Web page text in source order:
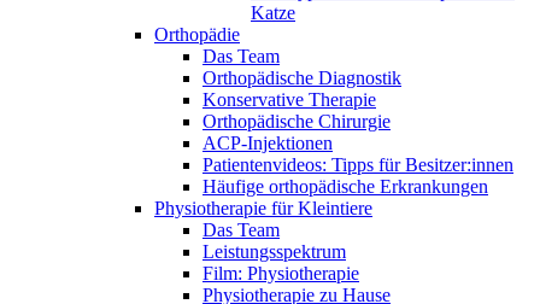
Katze
Orthopädie
Das Team
Orthopädische Diagnostik
Konservative Therapie
Orthopädische Chirurgie
ACP-Injektionen
Patientenvideos: Tipps für Besitzer:innen
Häufige orthopädische Erkrankungen
Physiotherapie für Kleintiere
Das Team
Leistungsspektrum
Film: Physiotherapie
Physiotherapie zu Hause